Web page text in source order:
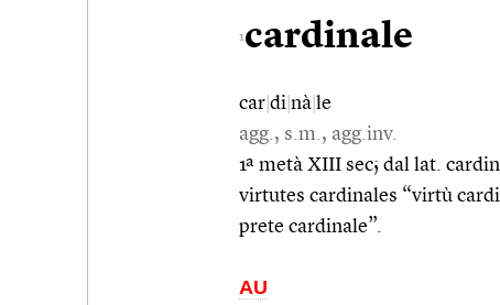
1cardinale
car di nà le
agg., s.m., agg.inv.
1ª metà XIII sec; dal lat.
virtutes cardinales “virtù
prete cardinale”.
AU